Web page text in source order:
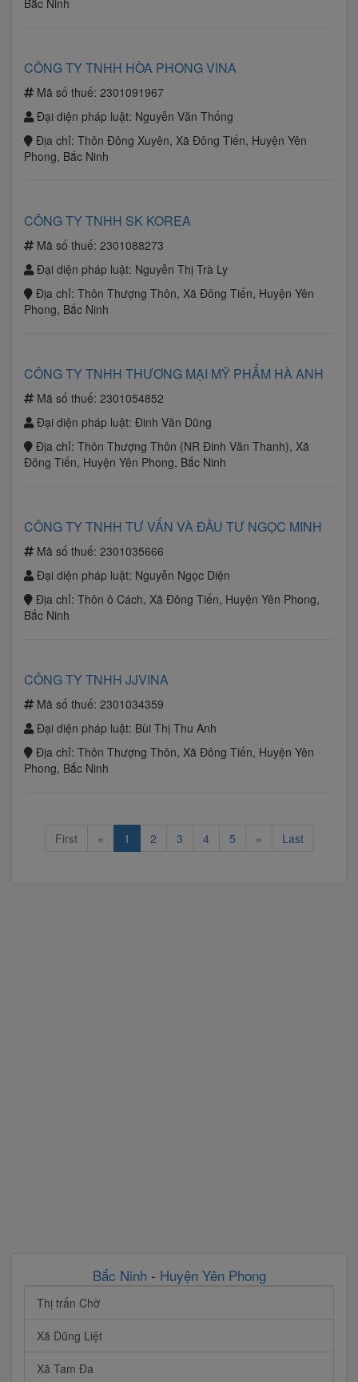
Bắc Ninh
CÔNG TY TNHH HÒA PHONG VINA
Mã số thuế: 2301091967
Đại diện pháp luật: Nguyễn Văn Thống
Địa chỉ: Thôn Đông Xuyên, Xã Đông Tiến, Huyện Yên
Phong, Bắc Ninh
CÔNG TY TNHH SK KOREA
Mã số thuế: 2301088273
Đại diện pháp luật: Nguyễn Thị Trà Ly
Địa chỉ: Thôn Thượng Thôn, Xã Đông Tiến, Huyện Yên
Phong, Bắc Ninh
CÔNG TY TNHH THƯƠNG MẠI MỸ PHẨM HÀ ANH
Mã số thuế: 2301054852
Đại diện pháp luật: Đinh Văn Dũng
Địa chỉ: Thôn Thượng Thôn (NR Đinh Văn Thanh), Xã
Đông Tiến, Huyện Yên Phong, Bắc Ninh
CÔNG TY TNHH TƯ VẤN VÀ ĐẦU TƯ NGỌC MINH
Mã số thuế: 2301035666
Đại diện pháp luật: Nguyễn Ngọc Diện
Địa chỉ: Thôn ô Cách, Xã Đông Tiến, Huyện Yên Phong,
Bắc Ninh
CÔNG TY TNHH JJVINA
Mã số thuế: 2301034359
Đại diện pháp luật: Bùi Thị Thu Anh
Địa chỉ: Thôn Thượng Thôn, Xã Đông Tiến, Huyện Yên
Phong, Bắc Ninh
First « 1 2 3 4 5 » Last
Bắc Ninh- Huyện Yên Phong
Thị trấn Chờ
Xã Dũng Liệt
Xã Tam Đa